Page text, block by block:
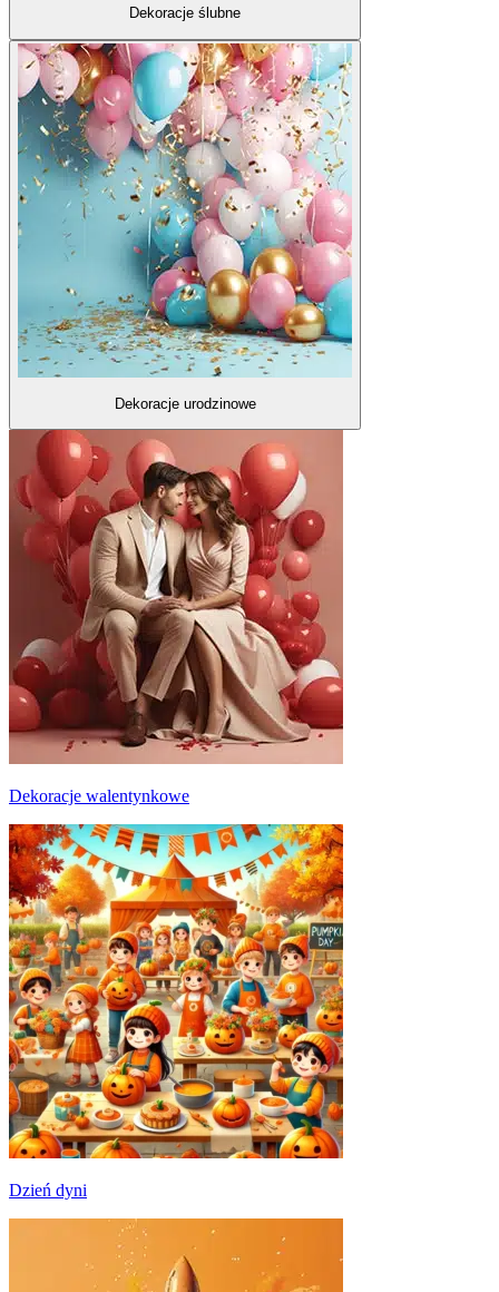
Dekoracje ślubne
Dekoracje urodzinowe
Dekoracje walentynkowe
Dzień dyni